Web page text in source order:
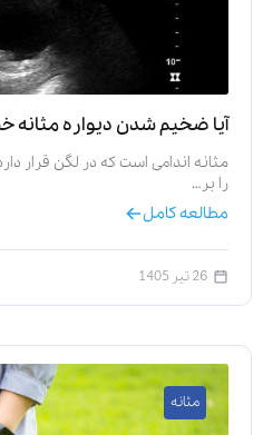
آیا ضخیم شدن دیواره مثانه
مثانه اندامی است که در لگن قرار
را بر…
مطالعه کامل
26 تیر 1405
مثانه